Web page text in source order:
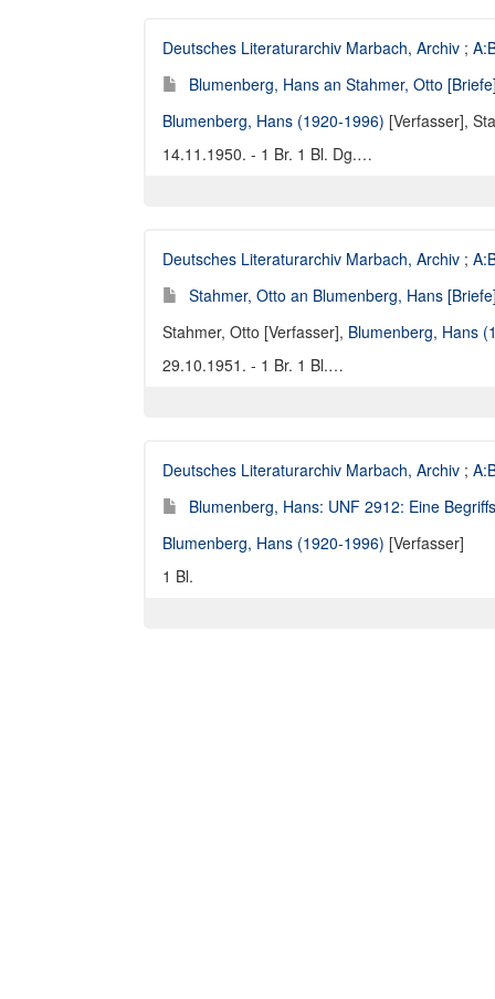
Deutsches Literaturarchiv Marbach, Archiv ;
Blumenberg, Hans an Stahmer, Otto
Blumenberg, Hans (1920-1996) [Verfasser],
14.11.1950. - 1 Br. 1 Bl. Dg.…
Deutsches Literaturarchiv Marbach, Archiv ;
Stahmer, Otto an Blumenberg, Hans
Stahmer, Otto [Verfasser], Blumenberg, Hans
29.10.1951. - 1 Br. 1 Bl.…
Deutsches Literaturarchiv Marbach, Archiv ;
Blumenberg, Hans: UNF 2912: Eine
Blumenberg, Hans (1920-1996) [Verfasser]
1 Bl.